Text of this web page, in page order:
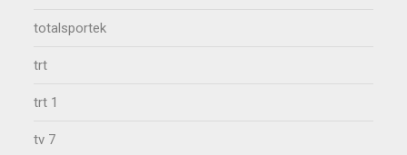
totalsportek
trt
trt 1
tv 7